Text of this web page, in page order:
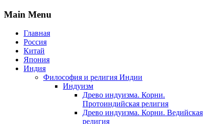
Main Menu
Главная
Россия
Китай
Япония
Индия
Философия и религия Индии
Индуизм
Древо индуизма. Корни.
Протоиндийская религия
Древо индуизма. Корни. Ведийская
религия